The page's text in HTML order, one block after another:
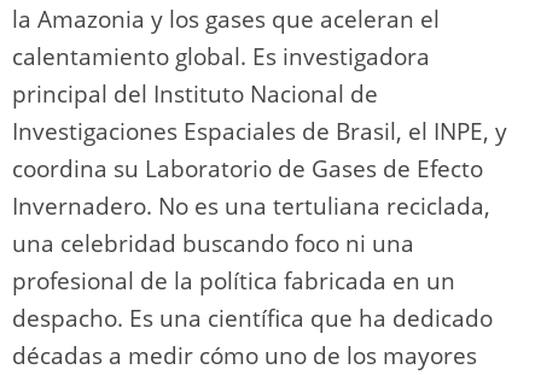
la Amazonia y los gases que aceleran el
calentamiento global. Es investigadora
principal del Instituto Nacional de
Investigaciones Espaciales de Brasil, el INPE, y
coordina su Laboratorio de Gases de Efecto
Invernadero. No es una tertuliana reciclada,
una celebridad buscando foco ni una
profesional de la política fabricada en un
despacho. Es una científica que ha dedicado
décadas a medir cómo uno de los mayores